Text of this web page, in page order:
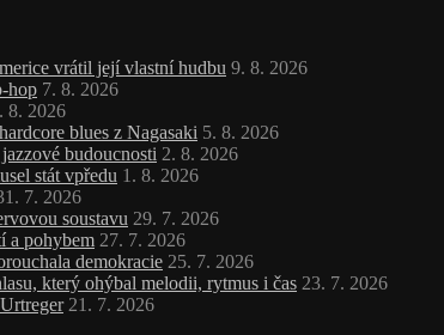
vrátil její vlastní hudbu 9. 8. 2026
7. 8. 2026
8. 2026
blues z Nagasaki 5. 8. 2026
budoucnosti 2. 8. 2026
stát vpředu 1. 8. 2026
7. 2026
soustavu 29. 7. 2026
a pohybem 27. 7. 2026
demokracie 25. 7. 2026
který ohýbal melodii, rytmus i čas 23. 7. 2026
21. 7. 2026